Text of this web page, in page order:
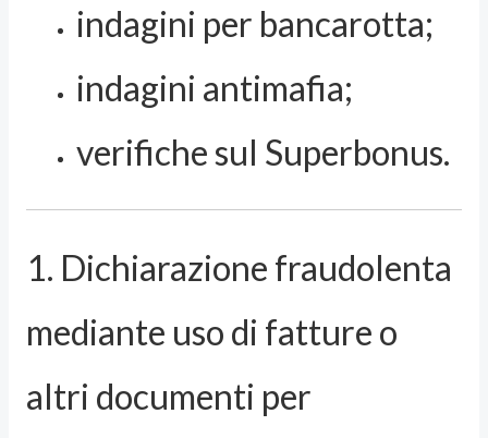
indagini per bancarotta;
indagini antimafia;
verifiche sul Superbonus.
1. Dichiarazione fraudolenta
mediante uso di fatture o
altri documenti per